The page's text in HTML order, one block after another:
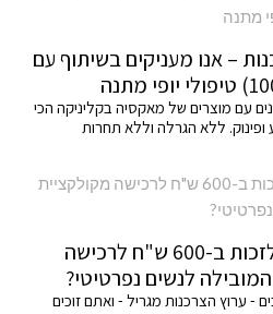
– אנו מעניקים בשיתוף עם
עם מוצרים של מאקסיה בקליניקה הכי
רוצה להשתתף בהגרלה ולזכות ב-600 ש"ח לרכישה
לנשים נפרטיטי?
- ערוץ הצרכנות מגריל - ואתם זוכים